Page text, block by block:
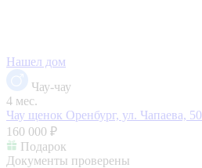
Нашел дом
Чау-чау
4 мес.
Чау щенок Оренбург, ул. Чапаева, 50
160 000 ₽
Подарок
Документы проверены